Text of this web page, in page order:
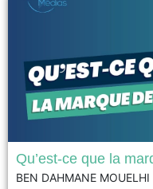
La marque de consommateur
Qu’est-ce que la
BEN DAHMANE